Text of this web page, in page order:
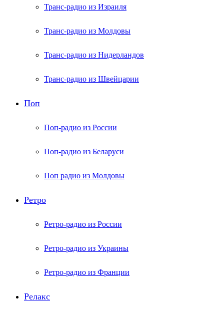
Транс-радио из Израиля
Транс-радио из Молдовы
Транс-радио из Нидерландов
Транс-радио из Швейцарии
Поп
Поп-радио из России
Поп-радио из Беларуси
Поп радио из Молдовы
Ретро
Ретро-радио из России
Ретро-радио из Украины
Ретро-радио из Франции
Релакс